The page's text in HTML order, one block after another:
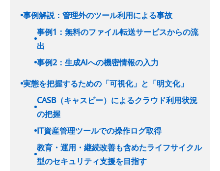
事例解説：管理外のツール利用による事故
事例1：無料のファイル転送サービスからの流
出
事例2：生成AIへの機密情報の入力
実態を把握するための「可視化」と「明文化」
CASB（キャスビー）によるクラウド利用状況
の把握
IT資産管理ツールでの操作ログ取得
教育・運用・継続改善も含めたライフサイクル
型のセキュリティ支援を目指す